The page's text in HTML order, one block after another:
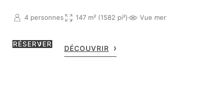
4 personnes 147 m² (1582 pi²) Vue mer
RÉSERVER
DÉCOUVRIR